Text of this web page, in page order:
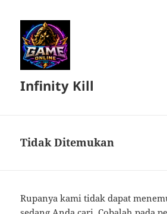
Infinity Kill
Tidak Ditemukan
Rupanya kami tidak dapat